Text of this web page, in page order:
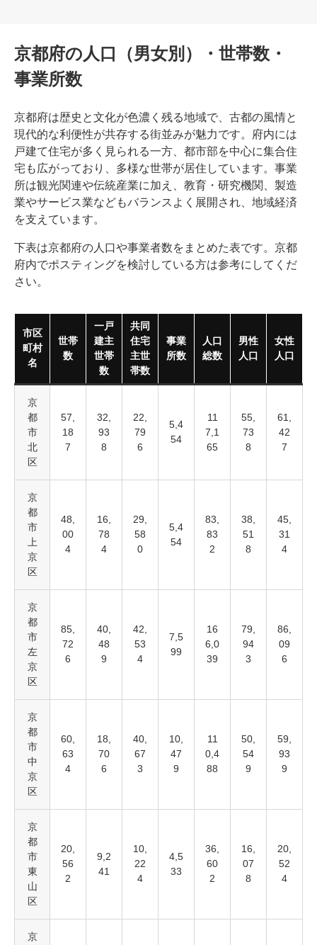
京都府の人口（男女別）・世帯数・
事業所数
京都府は歴史と文化が色濃く残る地域で、古都の風情と
現代的な利便性が共存する街並みが魅力です。府内には
戸建て住宅が多く見られる一方、都市部を中心に集合住
宅も広がっており、多様な世帯が居住しています。事業
所は観光関連や伝統産業に加え、教育・研究機関、製造
業やサービス業などもバランスよく展開され、地域経済
を支えています。
下表は京都府の人口や事業者数をまとめた表です。京都
府内でポスティングを検討している方は参考にしてくだ
さい。
市区
町村
名
世帯
数
一戸
建主
世帯
数
共同
住宅
主世
帯数
事業
所数
人口
総数
男性
人口
女性
人口
京
都
市
北
区
57,
18
7
32,
93
8
22,
79
6
5,4
54
11
7,1
65
55,
73
8
61,
42
7
京
都
市
上
京
区
48,
00
4
16,
78
4
29,
58
0
5,4
54
83,
83
2
38,
51
8
45,
31
4
京
都
市
左
京
区
85,
72
6
40,
48
9
42,
53
4
7,5
99
16
6,0
39
79,
94
3
86,
09
6
京
都
市
中
京
区
60,
63
4
18,
70
6
40,
67
3
10,
47
9
11
0,4
88
50,
54
9
59,
93
9
京
都
市
東
山
区
20,
56
2
9,2
41
10,
22
4
4,5
33
36,
60
2
16,
07
8
20,
52
4
京